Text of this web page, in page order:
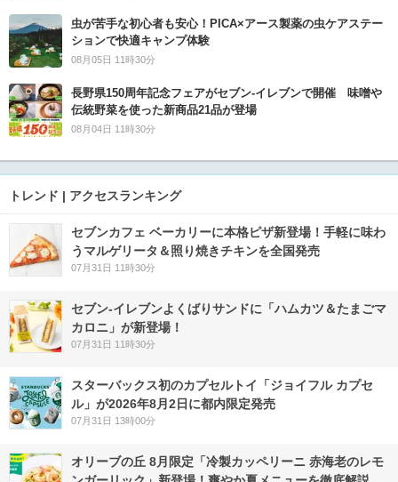
虫が苦手な初心者も安心！PICA×アース製薬の虫ケアステー
ションで快適キャンプ体験
08月05日 11時30分
長野県150周年記念フェアがセブン-イレブンで開催 味噌や
伝統野菜を使った新商品21品が登場
08月04日 11時30分
トレンド | アクセスランキング
セブンカフェ ベーカリーに本格ピザ新登場！手軽に味わ
うマルゲリータ＆照り焼きチキンを全国発売
07月31日 11時30分
セブン‐イレブンよくばりサンドに「ハムカツ＆たまごマ
カロニ」が新登場！
07月31日 11時30分
スターバックス初のカプセルトイ「ジョイフル カプセ
ル」が2026年8月2日に都内限定発売
07月31日 13時00分
オリーブの丘 8月限定「冷製カッペリーニ 赤海老のレモ